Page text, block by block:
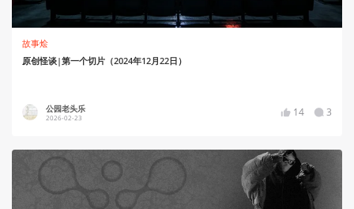
故事烩
原创怪谈|第一个切片（2024年12月22日）
公园老头乐
2026-02-23 14 3